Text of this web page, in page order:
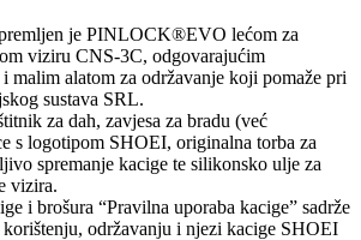
je PINLOCK®EVO lećom za
viziru CNS-3C, odgovarajućim
malim alatom za održavanje koji pomaže pri
sustava SRL.
za dah, zavjesa za bradu (već
s logotipom SHOEI, originalna torba za
spremanje kacige te silikonsko ulje za
vizira.
i brošura “Pravilna uporaba kacige” sadrže
održavanju i njezi kacige SHOEI